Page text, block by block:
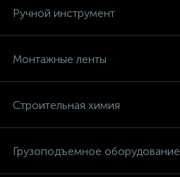
Ручной инструмент
Монтажные ленты
Строительная химия
Грузоподъемное оборудование